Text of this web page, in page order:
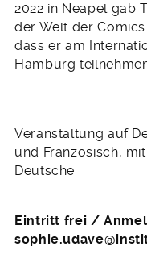
2022 in Neapel gab
der Welt der
dass er am
Hamburg
Veranstaltung auf
und Französisch,
Deutsche.
Eintritt frei /